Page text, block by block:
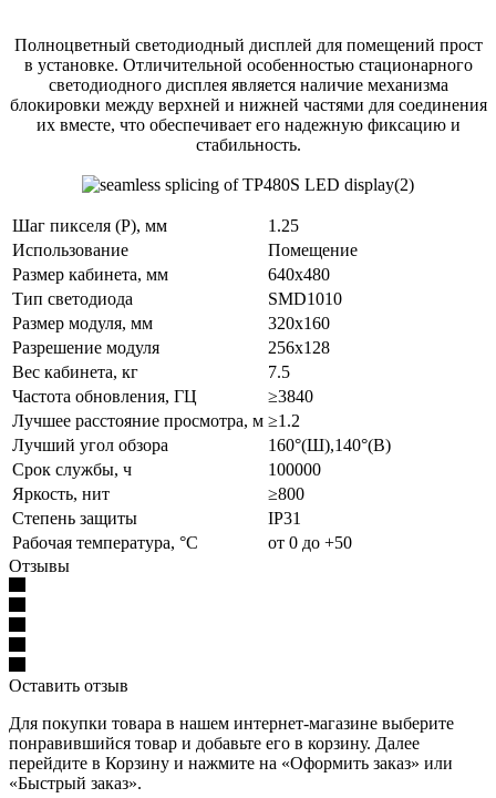
Полноцветный светодиодный дисплей для помещений прост
в установке. Отличительной особенностью стационарного
светодиодного дисплея является наличие механизма
блокировки между верхней и нижней частями для соединения
их вместе, что обеспечивает его надежную фиксацию и
стабильность.
Шаг пикселя (P), мм
1.25
Использование
Помещение
Размер кабинета, мм
640x480
Тип светодиода
SMD1010
Размер модуля, мм
320x160
Разрешение модуля
256x128
Вес кабинета, кг
7.5
Частота обновления, ГЦ
≥3840
Лучшее расстояние просмотра, м ≥1.2
Лучший угол обзора
160°(Ш),140°(В)
Срок службы, ч
100000
Яркость, нит
≥800
Степень защиты
IP31
Рабочая температура, °С
от 0 до +50
Отзывы
Оставить отзыв
Для покупки товара в нашем интернет-магазине выберите
понравившийся товар и добавьте его в корзину. Далее
перейдите в Корзину и нажмите на «Оформить заказ» или
«Быстрый заказ».